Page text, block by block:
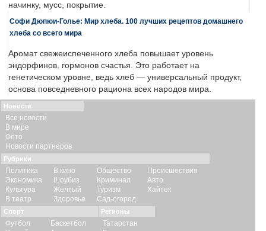
начинку, мусс, покрытие.
Софи Дюпюи-Голье: Мир хлеба. 100 лучших рецептов домашнего
хлеба со всего мира
Аромат свежеиспеченного хлеба повышает уровень
эндорфинов, гормонов счастья. Это работает на
генетическом уровне, ведь хлеб — универсальный продукт,
основа повседневного рациона всех народов мира.
Новости
Все новости
В мире
Фото
Новости партнеров
Рубрики
Политика
Экономика
Культура
В театр
В кино
Шоубиз
Желтый
Здоровье
Общество
Криминал
Туризм
Сад-огород
Происшествия
Авто
Хайтек
Спорт
Футбол
Баскетбол
Регионы
Татарстан